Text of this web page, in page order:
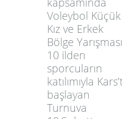
Voleybol Küçük
Kız ve Erkek
Bölge Yarışması
10 ilden
sporcuların
katılımıyla
başlayan
Turnuva